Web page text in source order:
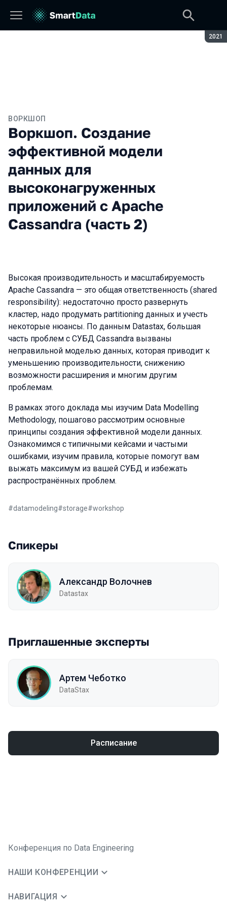
2021
ВОРКШОП
Воркшоп. Создание
эффективной модели
данных для
высоконагруженных
приложений с Apache
Cassandra (часть 2)
Высокая производительность и масштабируемость
Apache Cassandra — это общая ответственность (shared
responsibility): недостаточно просто развернуть
кластер, надо продумать partitioning данных и учесть
некоторые нюансы. По данным Datastax, большая
часть проблем с СУБД Cassandra вызваны
неправильной моделью данных, которая приводит к
уменьшению производительности, снижению
возможности расширения и многим другим
проблемам.
В рамках этого доклада мы изучим Data Modelling
Methodology, пошагово рассмотрим основные
принципы создания эффективной модели данных.
Ознакомимся с типичными кейсами и частыми
ошибками, изучим правила, которые помогут вам
выжать максимум из вашей СУБД и избежать
распространённых проблем.
#datamodeling#storage#workshop
Спикеры
Александр Волочнев
Datastax
Приглашенные эксперты
Артем Чеботко
DataStax
Расписание
Конференция по Data Engineering
НАШИ КОНФЕРЕНЦИИ
НАВИГАЦИЯ